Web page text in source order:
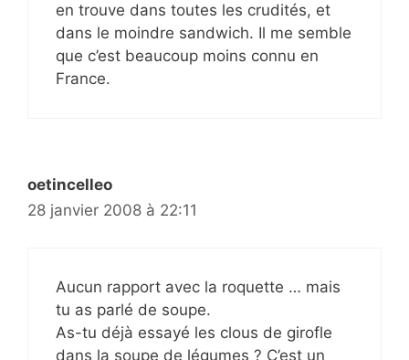
en trouve dans toutes les crudités, et
dans le moindre sandwich. Il me semble
que c’est beaucoup moins connu en
France.
oetincelleo
28 janvier 2008 à 22:11
Aucun rapport avec la roquette … mais
tu as parlé de soupe.
As-tu déjà essayé les clous de girofle
dans la soupe de légumes ? C’est un